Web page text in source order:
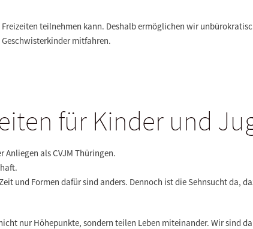
teilnehmen kann. Deshalb ermöglichen wir
mitfahren.
für Kinder und
Anliegen als CVJM Thüringen.
und Formen dafür sind anders. Dennoch ist die Sehnsucht da,
nur Höhepunkte, sondern teilen Leben miteinander. Wir sind